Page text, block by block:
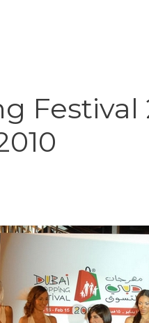
Festival